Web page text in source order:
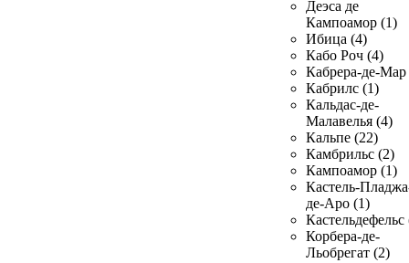
Деэса де
Кампоамор (1)
Ибица (4)
Кабо Роч (4)
Кабрера-де-Мар
Кабрилс (1)
Кальдас-де-
Малавелья (4)
Кальпе (22)
Камбрильс (2)
Кампоамор (1)
Кастель-
де-Аро (1)
Кастельдефельс
Корбера-де-
Льобрегат (2)